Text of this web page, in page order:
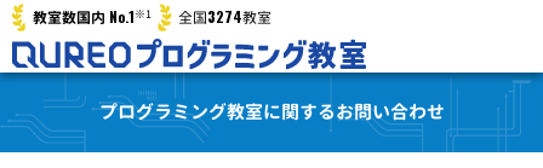
教室数国内 No.1※1 全国3274教室
プログラミング教室に関するお問い合わせ